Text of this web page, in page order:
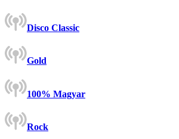
Disco Classic
Gold
100% Magyar
Rock